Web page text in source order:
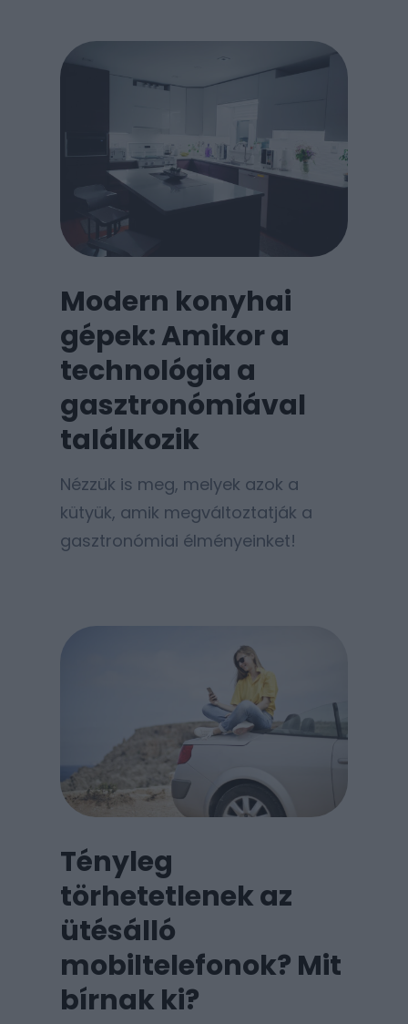
egészségügyi asszisztens és egy
motivációs tréner is egyben,
mindez a csuklónkon viselve.
Modern konyhai
gépek: Amikor a
technológia a
gasztronómiával
találkozik
Nézzük is meg, melyek azok a
kütyük, amik megváltoztatják a
gasztronómiai élményeinket!
Tényleg
törhetetlenek az
ütésálló
mobiltelefonok? Mit
bírnak ki?